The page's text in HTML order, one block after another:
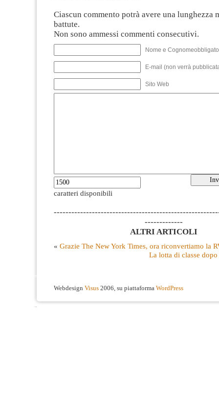
Ciascun commento potrà avere una lunghezza
battute.
Non sono ammessi commenti consecutivi.
Nome e
E-mail (non verrà
Sito Web
caratteri disponibili
-------------
ALTRI ARTICOLI
« Grazie The New York Times, ora riconvertiamo la
La lotta di classe
Webdesign Visus 2006, su piattaforma WordPress